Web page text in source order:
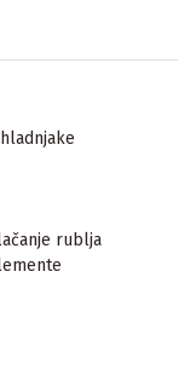
rublja